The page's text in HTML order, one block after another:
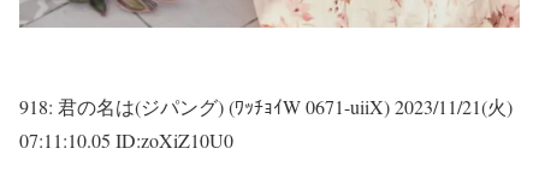
918: 君の名は(ジパング) (ﾜｯﾁｮｲW 0671-uiiX)2023/11/21(火)
07:11:10.05 ID:zoXiZ10U0